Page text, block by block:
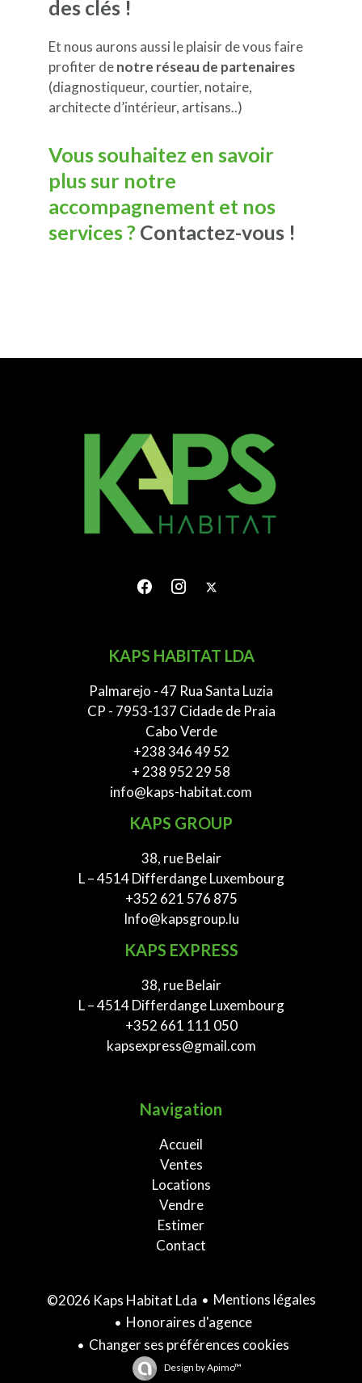
des clés !
Et nous aurons aussi le plaisir de vous faire
profiter denotre réseau de partenaires
(diagnostiqueur, courtier, notaire,
architecte d’intérieur, artisans..)
Vous souhaitez en savoir
plus sur notre
accompagnement et nos
services ? Contactez-vous !
KAPS HABITAT LDA
Palmarejo - 47 Rua Santa Luzia
CP - 7953-137 Cidade de Praia
Cabo Verde
+238 346 49 52
+ 238 952 29 58
info@kaps-habitat.com
KAPS GROUP
38, rue Belair
L – 4514 Differdange Luxembourg
+352 621 576 875
Info@kapsgroup.lu
KAPS EXPRESS
38, rue Belair
L – 4514 Differdange Luxembourg
+352 661 111 050
kapsexpress@gmail.com
Navigation
Accueil
Ventes
Locations
Vendre
Estimer
Contact
©2026 Kaps Habitat Lda
Mentions légales
Honoraires d'agence
Changer ses préférences cookies
Design byApimo™